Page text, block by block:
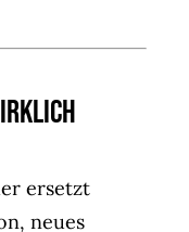
ersetzt
neues